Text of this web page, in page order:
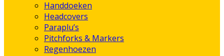
Handdoeken
Headcovers
Paraplu’s
Pitchforks & Markers
Regenhoezen